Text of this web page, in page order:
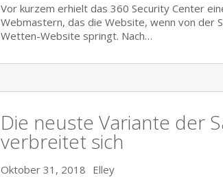
Vor kurzem erhielt das 360 Security Center
Webmastern, das die Website, wenn von der
Wetten-Website springt. Nach…
Die neuste Variante der
verbreitet sich
Oktober 31, 2018 Elley